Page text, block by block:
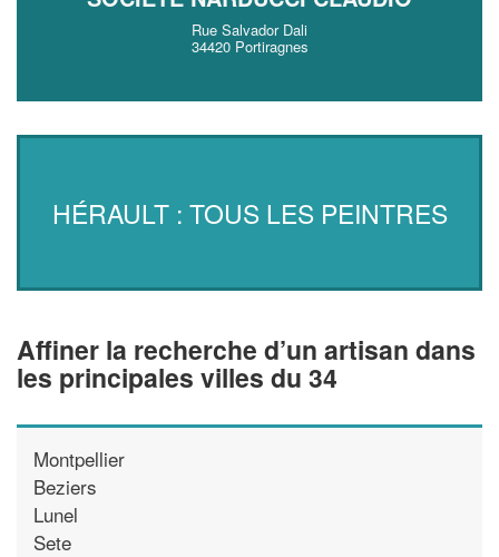
Rue Salvador Dali
34420 Portiragnes
HÉRAULT : TOUS LES PEINTRES
Affiner la recherche d’un artisan dans
les principales villes du 34
Montpellier
Beziers
Lunel
Sete